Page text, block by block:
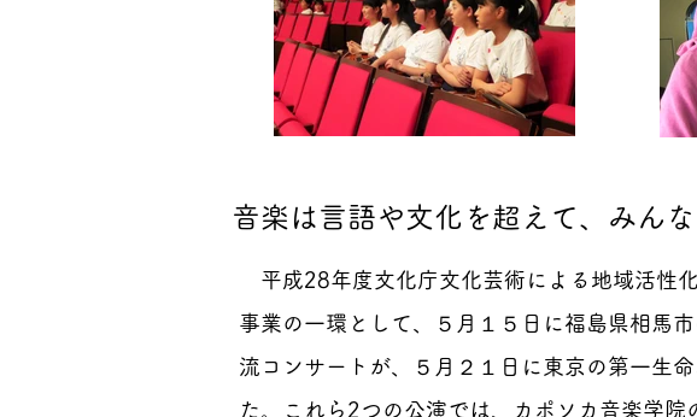
平成28年度文化庁文化芸術による地域活性
事業の一環として、５月１５日に福島県相馬
流コンサートが、５月２１日に東京の第一生
た。これら2つの公演では、カポソカ音楽学
音楽は言語や文化を超えて、みん